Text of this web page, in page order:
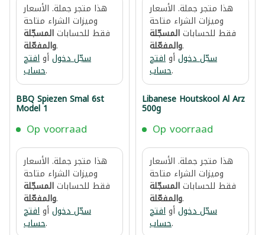
هذا متجر جملة. الأسعار
وميزات الشراء متاحة
فقط للحساباتالمسجّلة
والمفعّلة.
سجّل دخولأوافتح
حساب.
BBQ Spiezen Smal 6st
Model 1
Op voorraad
هذا متجر جملة. الأسعار
وميزات الشراء متاحة
فقط للحساباتالمسجّلة
والمفعّلة.
سجّل دخولأوافتح
حساب.
هذا متجر جملة. الأسعار
وميزات الشراء متاحة
فقط للحساباتالمسجّلة
والمفعّلة.
سجّل دخولأوافتح
حساب.
Libanese Houtskool Al Arz
500g
Op voorraad
هذا متجر جملة. الأسعار
وميزات الشراء متاحة
فقط للحساباتالمسجّلة
والمفعّلة.
سجّل دخولأوافتح
حساب.